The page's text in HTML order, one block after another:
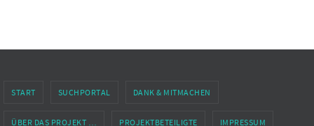
START SUCHPORTAL DANK & MITMACHEN
ÜBER DAS PROJEKT … PROJEKTBETEILIGTE IMPRESSUM